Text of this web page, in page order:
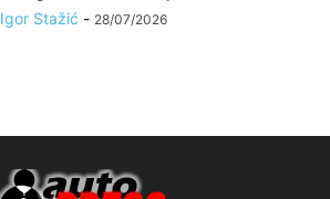
Igor Stažić - 28/07/2026